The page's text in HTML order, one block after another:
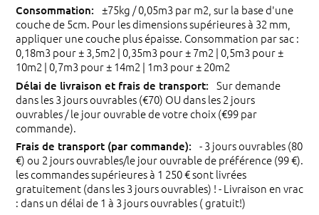
±75kg / 0,05m3 par m2, sur la base d'une
couche de 5cm. Pour les dimensions supérieures à 32 mm,
appliquer une couche plus épaisse. Consommation par sac :
0,18m3 pour ± 3,5m2 | 0,35m3 pour ± 7m2 | 0,5m3 pour ±
10m2 | 0,7m3 pour ± 14m2 | 1m3 pour ± 20m2
Sur demande
dans les 3 jours ouvrables (€70) OU dans les 2 jours
ouvrables / le jour ouvrable de votre choix (€99 par
commande).
- 3 jours ouvrables (80
€) ou 2 jours ouvrables/le jour ouvrable de préférence (99 €).
les commandes supérieures à 1 250 € sont livrées
gratuitement (dans les 3 jours ouvrables) ! - Livraison en vrac
: dans un délai de 1 à 3 jours ouvrables ( gratuit!)